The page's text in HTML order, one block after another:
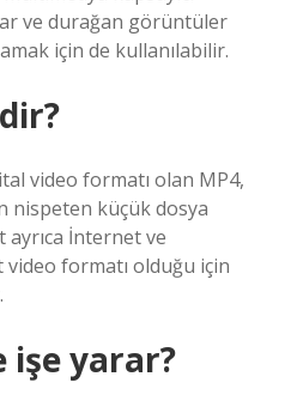
ve durağan görüntüler
için de kullanılabilir.
video formatı olan MP4,
nispeten küçük dosya
ayrıca İnternet ve
formatı olduğu için
işe yarar?